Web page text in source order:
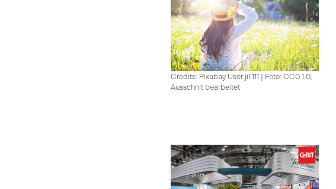
Credits: Pixabay User jill111 | Foto: CC0 1.0,
Ausschnit bearbeitet